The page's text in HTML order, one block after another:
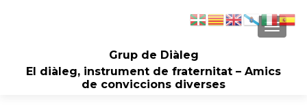
Grup de Diàleg
El diàleg, instrument de fraternitat – Amics
de conviccions diverses